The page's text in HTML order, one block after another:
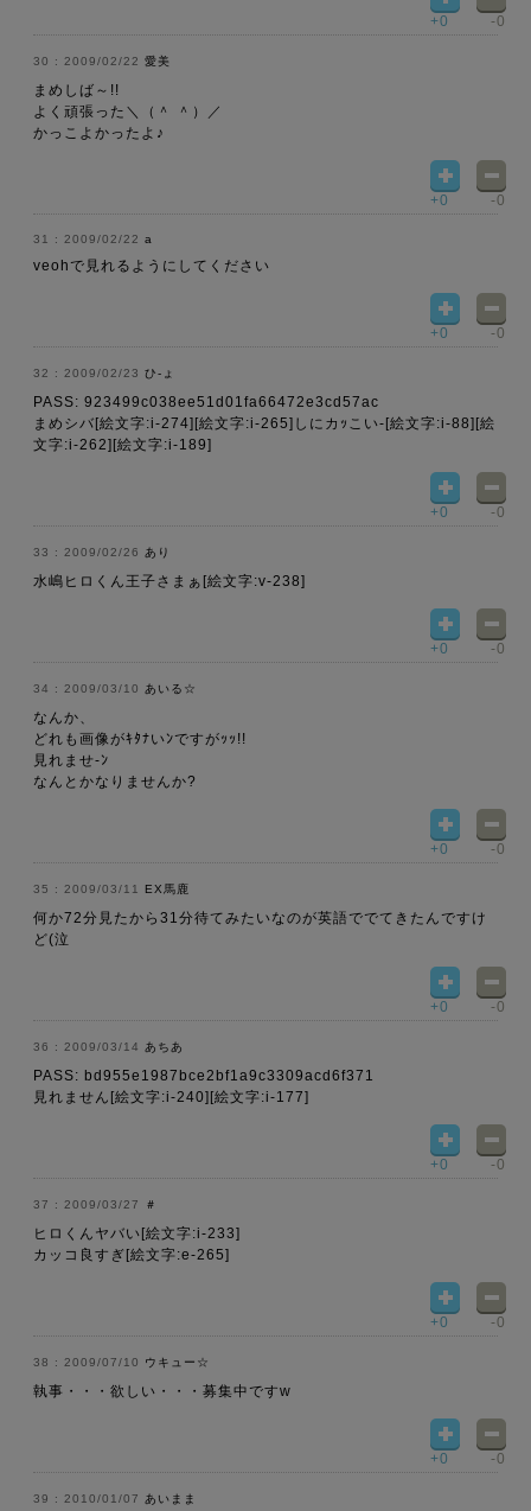
+0 -0
2009/02/22 愛美
まめしば～!!
よく頑張った＼（＾ ＾）／
かっこよかったよ♪
+0 -0
2009/02/22 a
veohで見れるようにしてください
+0 -0
2009/02/23 ひ-ょ
PASS: 923499c038ee51d01fa66472e3cd57ac
まめシバ[絵文字:i-274][絵文字:i-265]しにカｯこい-[絵文字:i-88][絵
文字:i-262][絵文字:i-189]
+0 -0
2009/02/26 あり
水嶋ヒロくん王子さまぁ[絵文字:v-238]
+0 -0
2009/03/10 あいる☆
なんか、
どれも画像がｷﾀﾅいﾝですがｯｯ!!
見れませ-ﾝ
なんとかなりませんか?
+0 -0
2009/03/11 EX馬鹿
何か72分見たから31分待てみたいなのが英語ででてきたんですけ
ど(泣
+0 -0
2009/03/14 あちあ
PASS: bd955e1987bce2bf1a9c3309acd6f371
見れません[絵文字:i-240][絵文字:i-177]
+0 -0
2009/03/27 ＃
ヒロくんヤバい[絵文字:i-233]
カッコ良すぎ[絵文字:e-265]
+0 -0
2009/07/10 ウキュー☆
執事・・・欲しい・・・募集中ですw
+0 -0
2010/01/07 あいまま